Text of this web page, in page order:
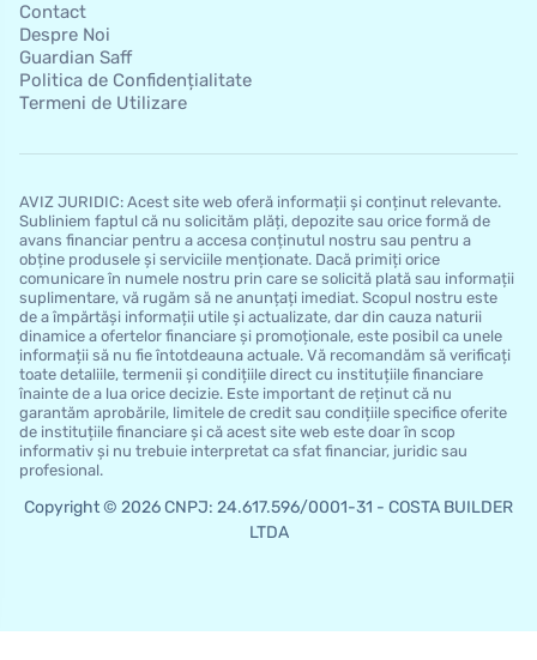
Contact
Despre Noi
Guardian Saff
Politica de Confidențialitate
Termeni de Utilizare
AVIZ JURIDIC: Acest site web oferă informații și conținut relevante.
Subliniem faptul că nu solicităm plăți, depozite sau orice formă de
avans financiar pentru a accesa conținutul nostru sau pentru a
obține produsele și serviciile menționate. Dacă primiți orice
comunicare în numele nostru prin care se solicită plată sau informații
suplimentare, vă rugăm să ne anunțați imediat. Scopul nostru este
de a împărtăși informații utile și actualizate, dar din cauza naturii
dinamice a ofertelor financiare și promoționale, este posibil ca unele
informații să nu fie întotdeauna actuale. Vă recomandăm să verificați
toate detaliile, termenii și condițiile direct cu instituțiile financiare
înainte de a lua orice decizie. Este important de reținut că nu
garantăm aprobările, limitele de credit sau condițiile specifice oferite
de instituțiile financiare și că acest site web este doar în scop
informativ și nu trebuie interpretat ca sfat financiar, juridic sau
profesional.
Copyright © 2026 CNPJ: 24.617.596/0001-31 - COSTA BUILDER
LTDA